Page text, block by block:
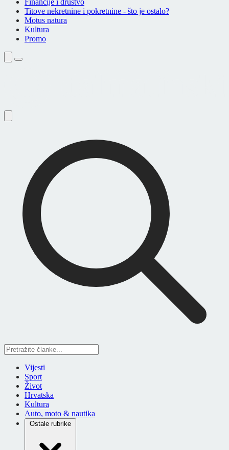
Financije i društvo
Titove nekretnine i pokretnine - što je ostalo?
Motus natura
Kultura
Promo
Vijesti
Sport
Život
Hrvatska
Kultura
Auto, moto & nautika
Ostale rubrike